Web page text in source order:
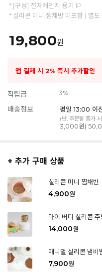
* [구성] 전자레인지 용기 1P
* 실리콘 미니 찜채반 미포함 ( 별도
19,800원
앱 결제 시 2% 즉시 추가할인
적립금 3%
배송정보 평일 13:00 이
(단, 주문량 증가
3,000원(
+ 추가 구매 상품
실리콘 미니 찜채반
4,900원
마이 버디 실리콘
14,000원
애니멀 실리콘 냄비
7,900원